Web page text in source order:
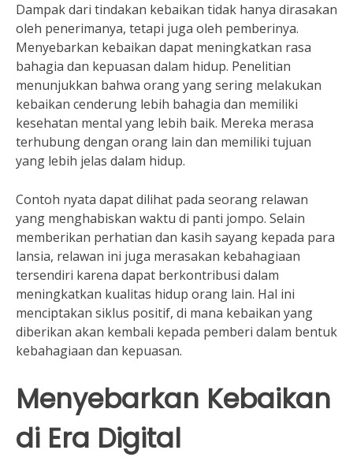
Dampak dari tindakan kebaikan tidak hanya dirasakan
oleh penerimanya, tetapi juga oleh pemberinya.
Menyebarkan kebaikan dapat meningkatkan rasa
bahagia dan kepuasan dalam hidup. Penelitian
menunjukkan bahwa orang yang sering melakukan
kebaikan cenderung lebih bahagia dan memiliki
kesehatan mental yang lebih baik. Mereka merasa
terhubung dengan orang lain dan memiliki tujuan
yang lebih jelas dalam hidup.
Contoh nyata dapat dilihat pada seorang relawan
yang menghabiskan waktu di panti jompo. Selain
memberikan perhatian dan kasih sayang kepada para
lansia, relawan ini juga merasakan kebahagiaan
tersendiri karena dapat berkontribusi dalam
meningkatkan kualitas hidup orang lain. Hal ini
menciptakan siklus positif, di mana kebaikan yang
diberikan akan kembali kepada pemberi dalam bentuk
kebahagiaan dan kepuasan.
Menyebarkan Kebaikan
di Era Digital